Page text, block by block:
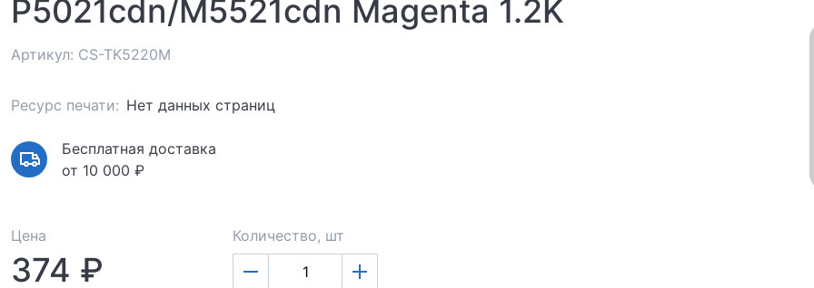
P5021cdn/M5521cdn Magenta 1.2K
Артикул: CS-TK5220M
Ресурс печати: Нет данных страниц
Бесплатная доставка
от 10 000 ₽
Цена
374 ₽
Количество, шт